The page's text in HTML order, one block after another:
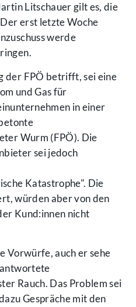
Litschauer gilt es, die
erst letzte Woche
werde
der FPÖ betrifft, sei eine
und Gas für
in einer
Wurm (FPÖ). Die
sei jedoch
Katastrophe". Die
würden aber von den
Kund:innen nicht
Vorwürfe, auch er sehe
Rauch. Das Problem sei
Gespräche mit den